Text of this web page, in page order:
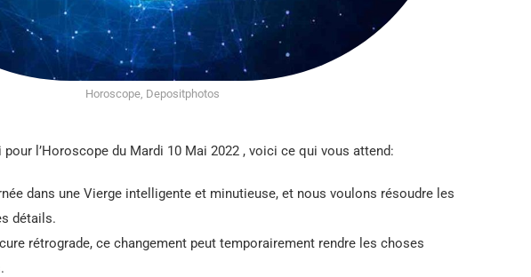
Horoscope, Depositphotos
pour l’Horoscope du Mardi 10 Mai 2022 , voici ce qui vous attend:
dans une Vierge intelligente et minutieuse, et nous voulons résoudre les
détails.
rétrograde, ce changement peut temporairement rendre les choses